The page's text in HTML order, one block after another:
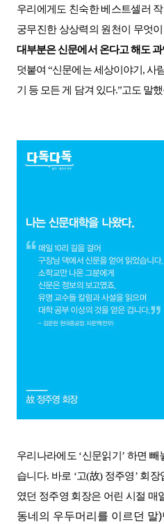
우리에게도 친숙한 베스트셀러
궁무진한 상상력의 원천이 무엇
대부분은 신문에서 온다고 해도
덧붙여“신문에는 세상이야기 ,사
기 등 모든 게 담겨 있다.”고도 말
우리나라에도 ‘신문읽기 ’ 하면 빼
습니다. 바로 ‘고(故) 정주영’ 회장
였던 정주영 회장은 어린 시절 매
동네의 우두머리를 이르던 말)